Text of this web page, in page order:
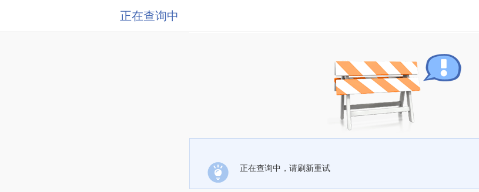
正在查询中
正在查询中，请刷新重试